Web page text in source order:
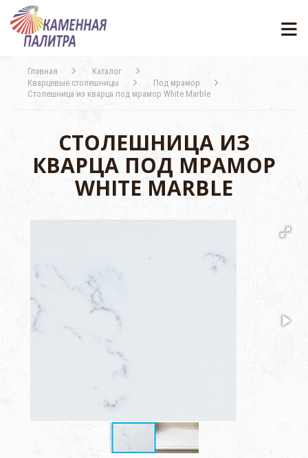
Главная
Каталог
Кварцевые столешницы
Под мрамор
Столешница из кварца под мрамор White Marble
СТОЛЕШНИЦА ИЗ
КВАРЦА ПОД МРАМОР
WHITE MARBLE